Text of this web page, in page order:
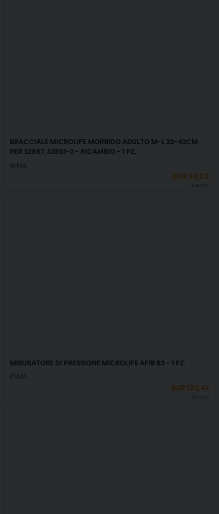
BRACCIALE MICROLIFE MORBIDO ADULTO M-L 22-42CM
PER 32867, 32881-2 - RICAMBIO - 1 PZ.
GIMA
EUR 36,03
IVA incl.
MISURATORE DI PRESSIONE MICROLIFE AFIB B3 - 1 PZ.
GIMA
EUR130,47
IVA incl.